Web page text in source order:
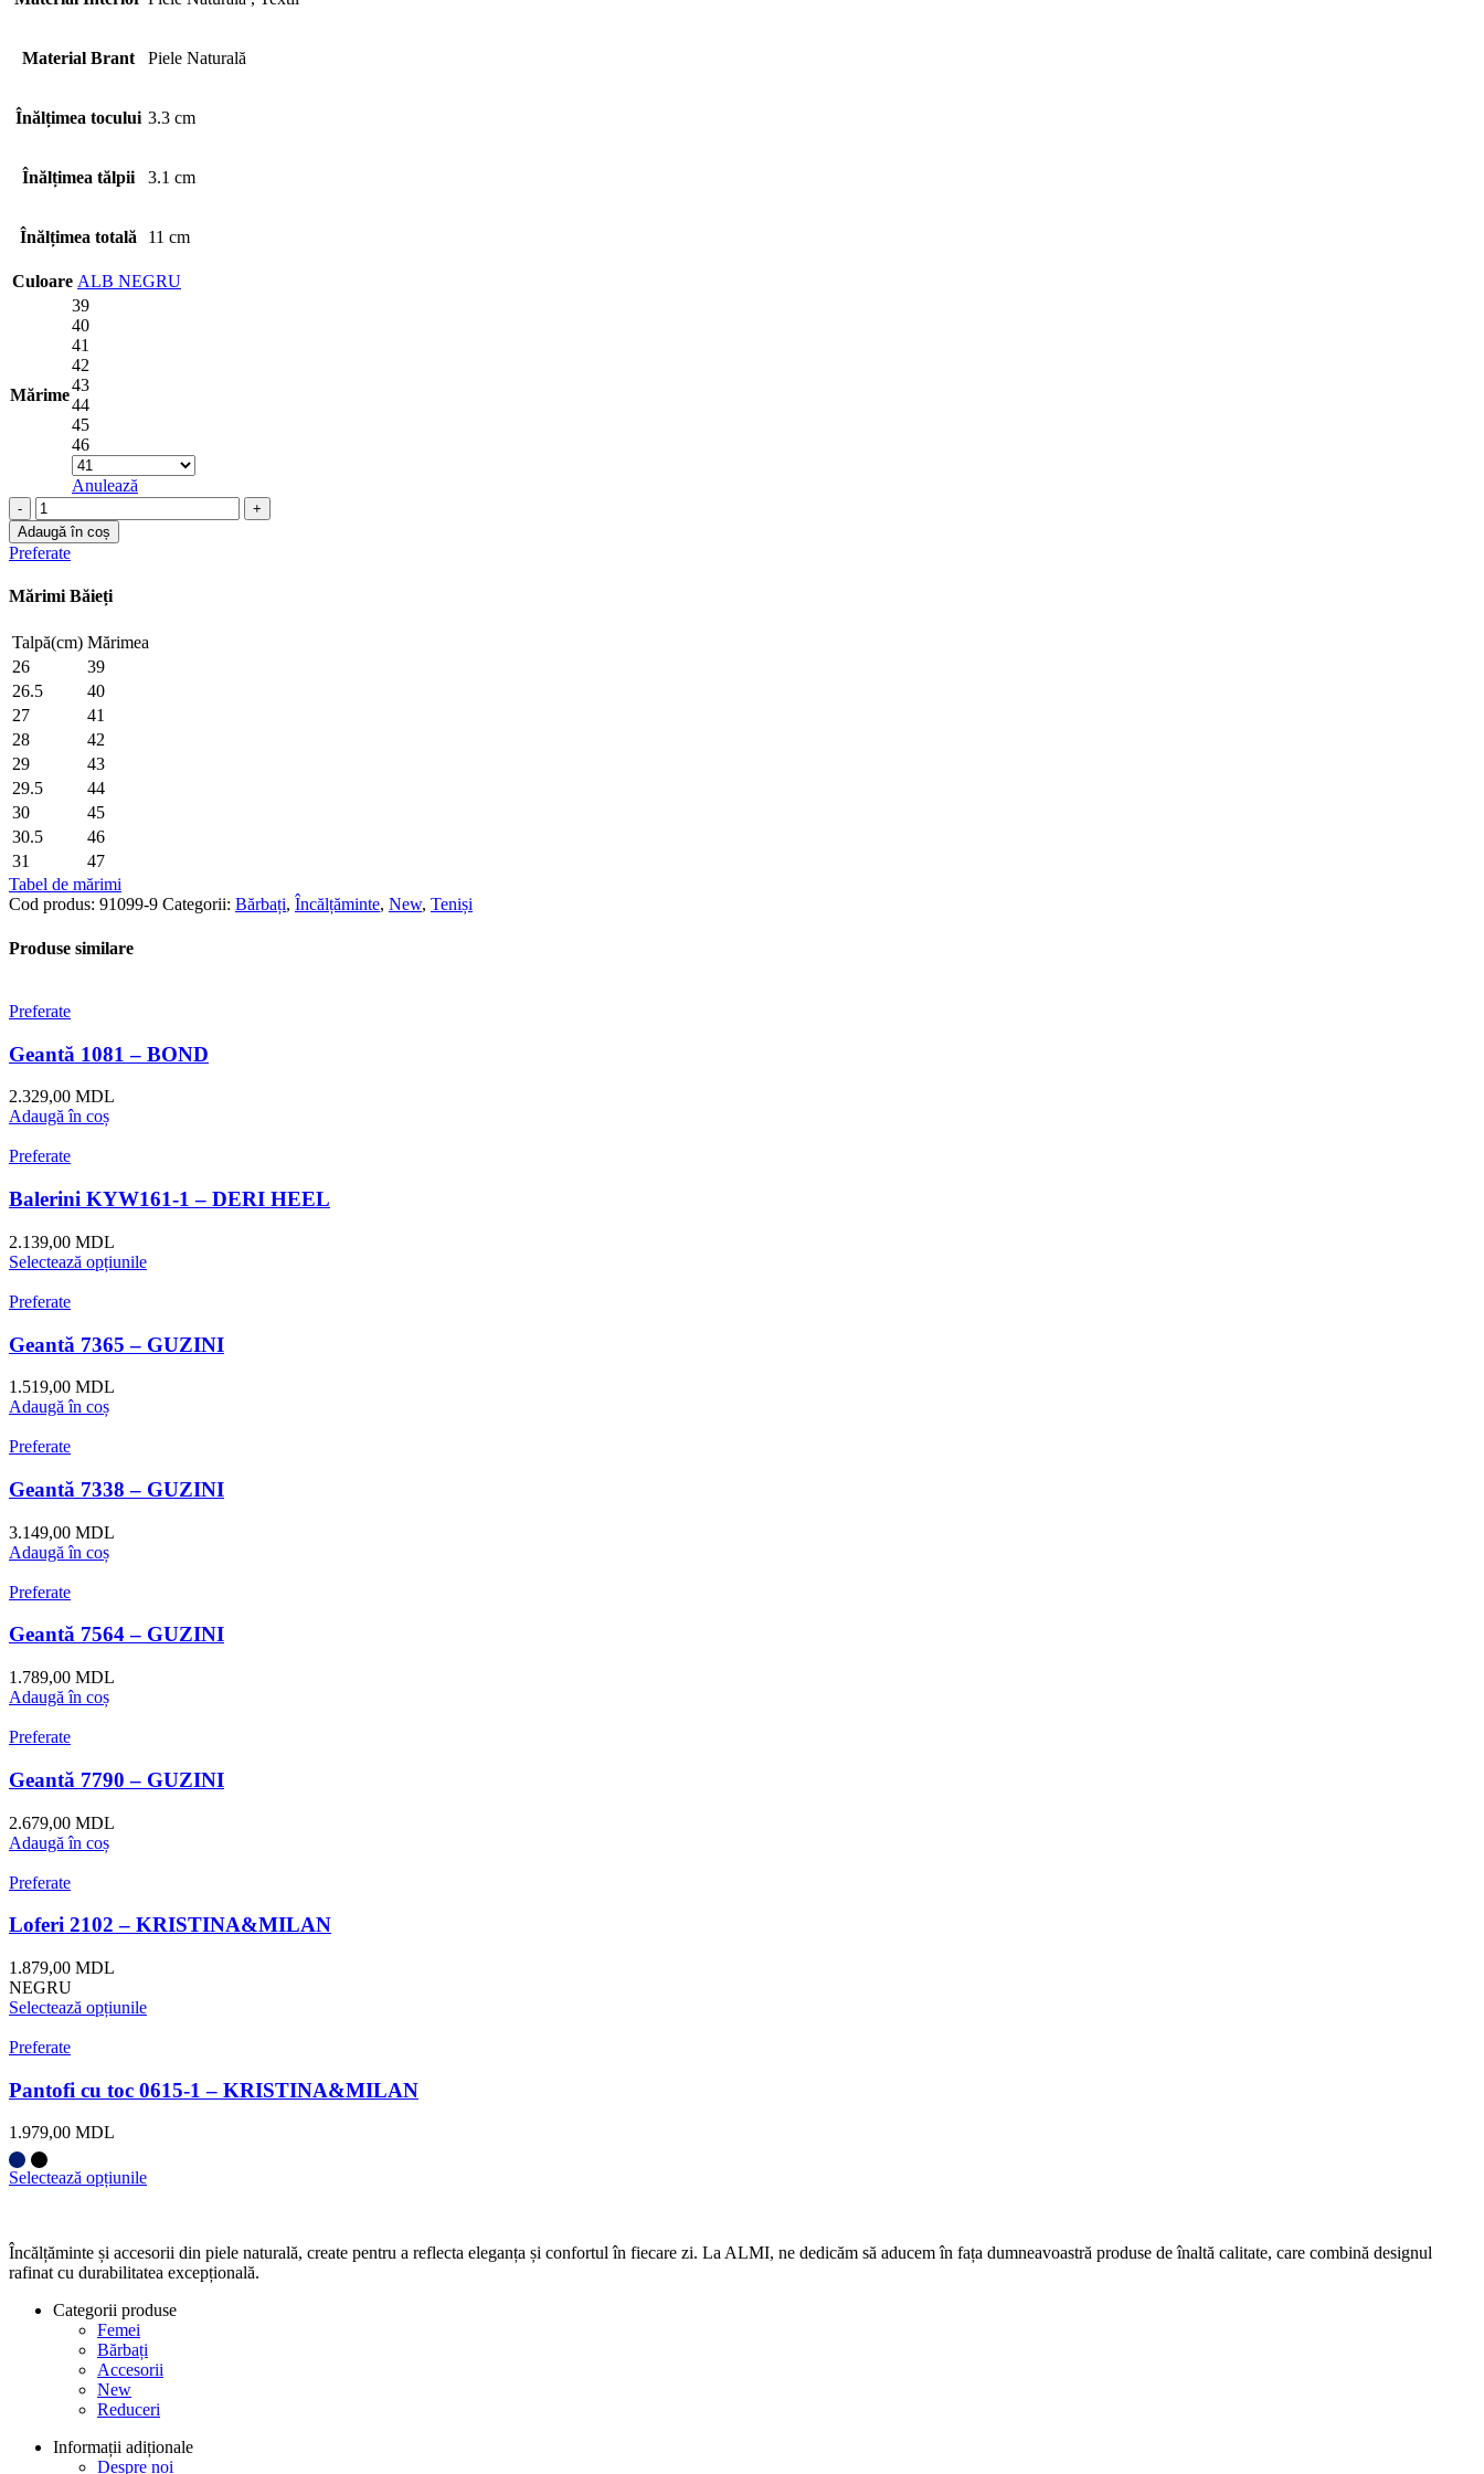
Material Brant Piele Naturală
Înălțimea tocului 3.3 cm
Înălțimea tălpii 3.1 cm
Înălțimea totală 11 cm
Culoare ALB NEGRU
Mărime
39
40
41
42
43
44
45
46
Anulează
Cantitate
Teniși
91099-
9
MIRIS
Adaugă în coș
Preferate
Mărimi Băieți
Talpă(cm) Mărimea
26
39
26.5
40
27
41
28
42
29
43
29.5
44
30
45
30.5
46
31
47
Tabel de mărimi
Cod produs: 91099-9 Categorii: Bărbați, Încălțăminte, New, Teniși
Produse similare
Preferate
Geantă 1081 – BOND
2.329,00 MDL
Adaugă în coș
Preferate
Balerini KYW161-1 – DERI HEEL
2.139,00 MDL
Selectează opțiunile
Preferate
Geantă 7365 – GUZINI
1.519,00 MDL
Adaugă în coș
Preferate
Geantă 7338 – GUZINI
3.149,00 MDL
Adaugă în coș
Preferate
Geantă 7564 – GUZINI
1.789,00 MDL
Adaugă în coș
Preferate
Geantă 7790 – GUZINI
2.679,00 MDL
Adaugă în coș
Preferate
Loferi 2102 – KRISTINA&MILAN
1.879,00 MDL
NEGRU
Selectează opțiunile
Preferate
Pantofi cu toc 0615-1 – KRISTINA&MILAN
1.979,00 MDL
Selectează opțiunile
Încălțăminte și accesorii din piele naturală, create pentru a reflecta eleganța și confortul în fiecare zi. La ALMI, ne dedicăm să aducem în fața dumneavoastră produse de înaltă calitate, care combină designul
rafinat cu durabilitatea excepțională.
Categorii produse
Femei
Bărbați
Accesorii
New
Reduceri
Informații adiționale
Despre noi